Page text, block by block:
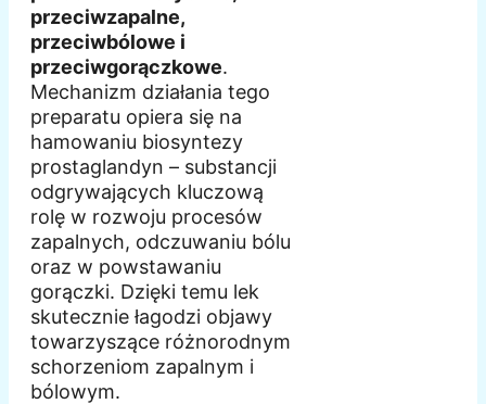
przeciwzapalne,
przeciwbólowe i
przeciwgorączkowe.
Mechanizm działania tego
preparatu opiera się na
hamowaniu biosyntezy
prostaglandyn – substancji
odgrywających kluczową
rolę w rozwoju procesów
zapalnych, odczuwaniu bólu
oraz w powstawaniu
gorączki. Dzięki temu lek
skutecznie łagodzi objawy
towarzyszące różnorodnym
schorzeniom zapalnym i
bólowym.